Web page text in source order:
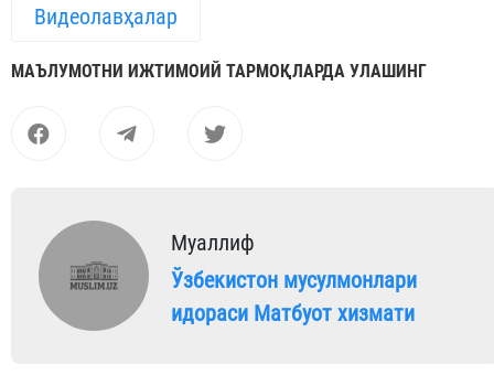
Видеолавҳалар
МАЪЛУМОТНИ ИЖТИМОИЙ ТАРМОҚЛАРДА УЛАШИНГ
Муаллиф
Ўзбекистон мусулмонлари
идораси Матбуот хизмати